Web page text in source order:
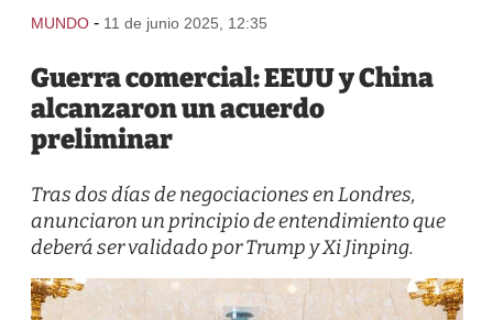
MUNDO - 11 de junio 2025, 12:35
Guerra comercial: EEUU y China
alcanzaron un acuerdo
preliminar
Tras dos días de negociaciones en Londres,
anunciaron un principio de entendimiento que
deberá ser validado por Trump y Xi Jinping.